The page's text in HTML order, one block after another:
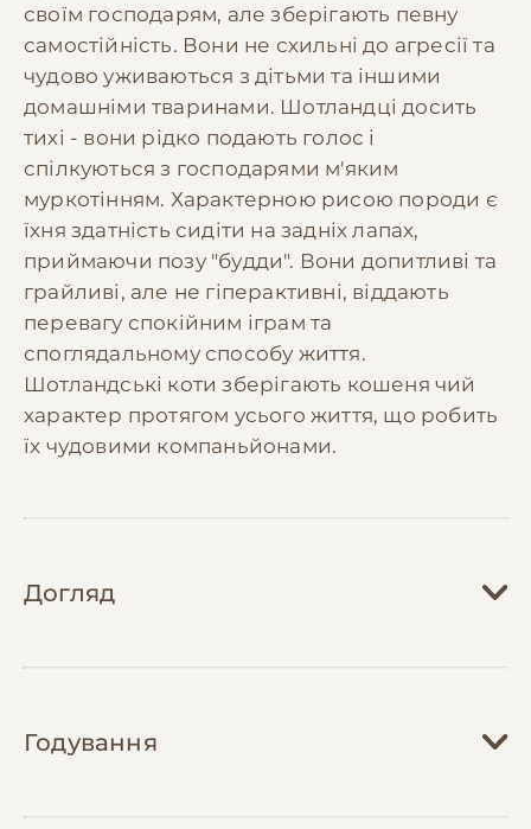
своїм господарям, але зберігають певну
самостійність. Вони не схильні до агресії та
чудово уживаються з дітьми та іншими
домашніми тваринами. Шотландці досить
тихі - вони рідко подають голос і
спілкуються з господарями м'яким
муркотінням. Характерною рисою породи є
їхня здатність сидіти на задніх лапах,
приймаючи позу "будди". Вони допитливі та
грайливі, але не гіперактивні, віддають
перевагу спокійним іграм та
споглядальному способу життя.
Шотландські коти зберігають кошеня чий
характер протягом усього життя, що робить
їх чудовими компаньйонами.
Догляд
кішкою вимагає регулярної уваги, особливо
до шерсті та вух. Шерсть необхідно
Годування